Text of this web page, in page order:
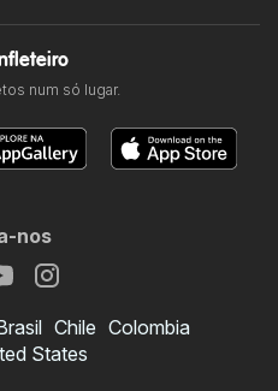
num só lugar.
nos
Chile Colombia
States